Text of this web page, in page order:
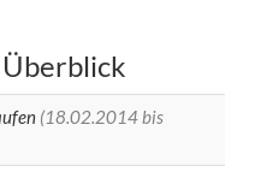
(18.02.2014 bis